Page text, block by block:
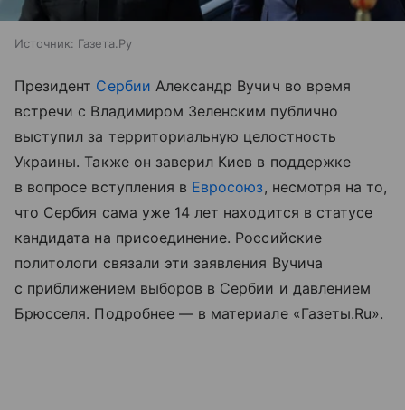
Источник: Газета.Ру
Президент Сербии Александр Вучич во время
встречи с Владимиром Зеленским публично
выступил за территориальную целостность
Украины. Также он заверил Киев в поддержке
в вопросе вступления в Евросоюз, несмотря на то,
что Сербия сама уже 14 лет находится в статусе
кандидата на присоединение. Российские
политологи связали эти заявления Вучича
с приближением выборов в Сербии и давлением
Брюсселя. Подробнее — в материале «Газеты.Ru».